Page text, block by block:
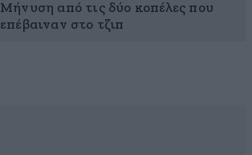
Μήνυση από τις δύο κοπέλες που
επέβαιναν στο τζιπ